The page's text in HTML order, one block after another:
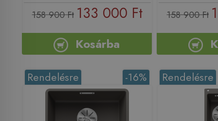
158 900 Ft 133 000 Ft
Kosárba
158 900 Ft
-16%
Rendelésre Rendelésre